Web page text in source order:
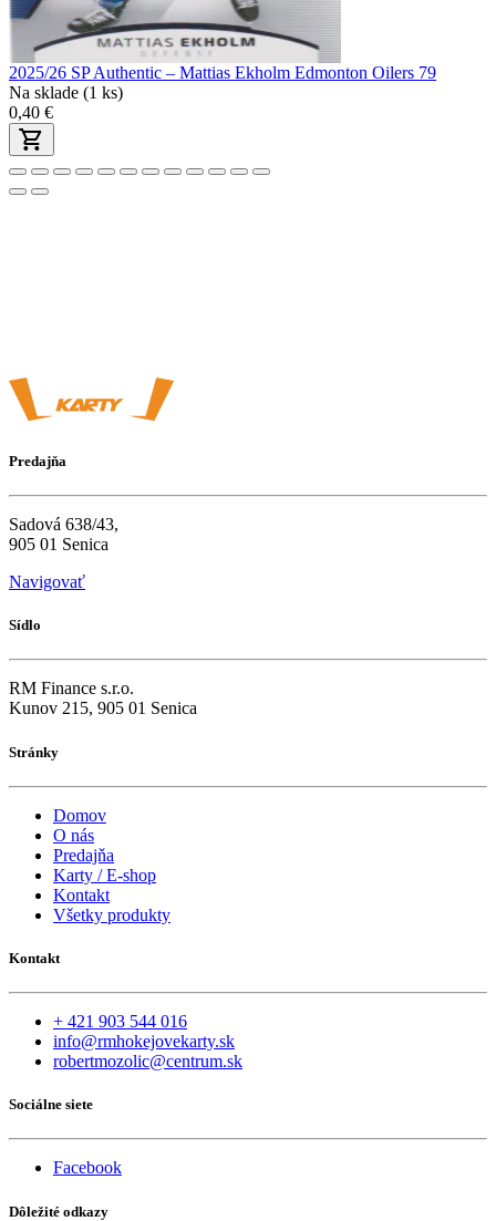
2025/26 SP Authentic – Mattias Ekholm Edmonton Oilers 79
Na sklade (1 ks)
0,40 €
Predajňa
Sadová 638/43,
905 01 Senica
Navigovať
Sídlo
RM Finance s.r.o.
Kunov 215, 905 01 Senica
Stránky
Domov
O nás
Predajňa
Karty / E-shop
Kontakt
Všetky produkty
Kontakt
+ 421 903 544 016
info@rmhokejovekarty.sk
robertmozolic@centrum.sk
Sociálne siete
Facebook
Dôležité odkazy